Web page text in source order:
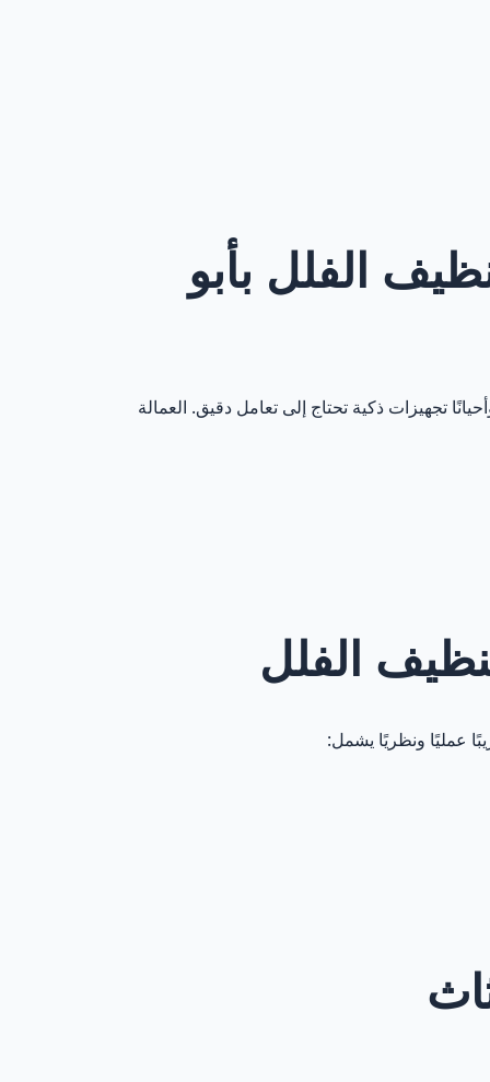
الفلل بأبو
تجهيزات ذكية تحتاج إلى تعامل دقيق. العمالة
الفلل
عمليًا ونظريًا يشمل: